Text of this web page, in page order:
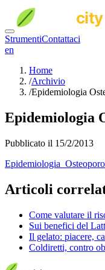
StrumentiContattaci
en
Home
/Archivio
/Epidemiologia
Epidemiologia
Pubblicato il 15/2/2013
Articoli
Come valutare il
Sui benefici del
Il gelato: piacere,
Coldiretti, contro